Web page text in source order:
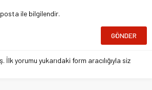
ile bilgilendir.
İlk yorumu yukarıdaki form aracılığıyla siz